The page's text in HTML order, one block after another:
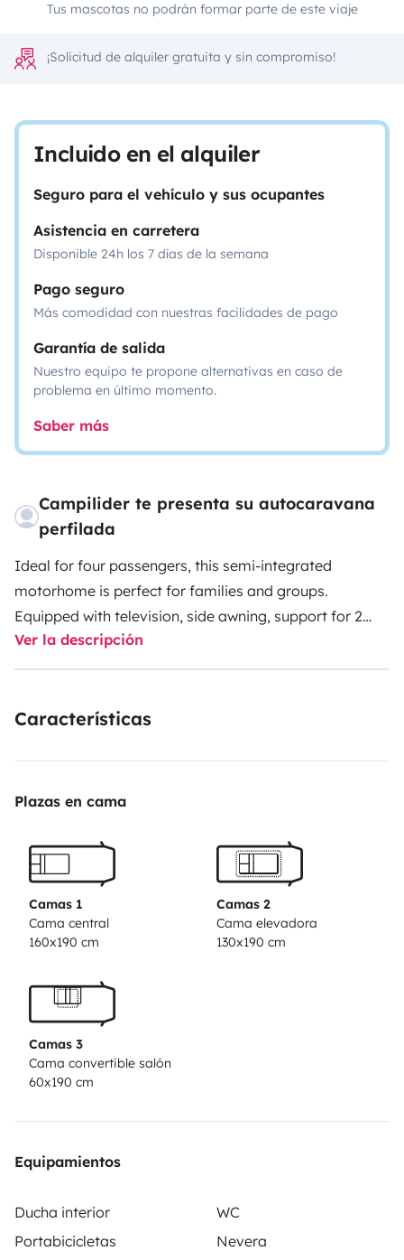
Tus mascotas no podrán formar parte de este viaje
¡Solicitud de alquiler gratuita y sin compromiso!
Incluido en el alquiler
Seguro para el vehículo y sus ocupantes
Asistencia en carretera
Disponible 24h los 7 días de la semana
Pago seguro
Más comodidad con nuestras facilidades de pago
Garantía de salida
Nuestro equipo te propone alternativas en caso de
problema en último momento.
Saber más
Campilider te presenta su autocaravana
perfilada
Ideal for four passengers, this semi-integrated
motorhome is perfect for families and groups.
Equipped with television, side awning, support for 2
bicycles, air conditioning in the cabin, USB Bluetooth
car radio, gas, water hose, sanitary chemical, electric
storage compartment.
Additionally, an auxiliary bed in the dinette is possible
sink, and a large refrigerator. The bathroom area has
an independent shower, a toilet, and a sink.
conditioning in cab › WC chemicals › Outside
awning › Radio with USB › Electric cable › Full
bottles › Pan and broom › European road assistance
› Water hose.
Ver la descripción
Características
Plazas en cama
Camas 1
Cama central
160x190 cm
Camas 2
Cama elevadora
130x190 cm
Camas 3
Cama convertible salón
60x190 cm
Equipamientos
Ducha interior
WC
Portabicicletas
Nevera